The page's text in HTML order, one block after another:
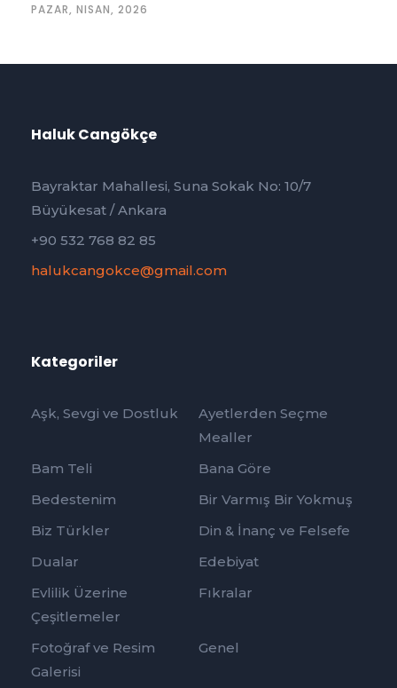
PAZAR, NISAN, 2026
Haluk Cangökçe
Bayraktar Mahallesi, Suna Sokak No: 10/7
Büyükesat / Ankara
+90 532 768 82 85
halukcangokce@gmail.com
Kategoriler
Aşk, Sevgi ve Dostluk
Ayetlerden Seçme
Mealler
Bam Teli
Bana Göre
Bedestenim
Bir Varmış Bir Yokmuş
Biz Türkler
Din & İnanç ve Felsefe
Dualar
Edebiyat
Evlilik Üzerine
Çeşitlemeler
Fıkralar
Fotoğraf ve Resim
Galerisi
Genel